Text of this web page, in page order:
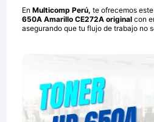
En Multicomp Perú, te ofrecemos
650A Amarillo CE272A original con
asegurando que tu flujo de trabajo no